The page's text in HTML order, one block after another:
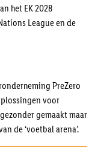
het EK 2028
League en de
PreZero
voor
gemaakt maar
de ‘voetbal arena’.